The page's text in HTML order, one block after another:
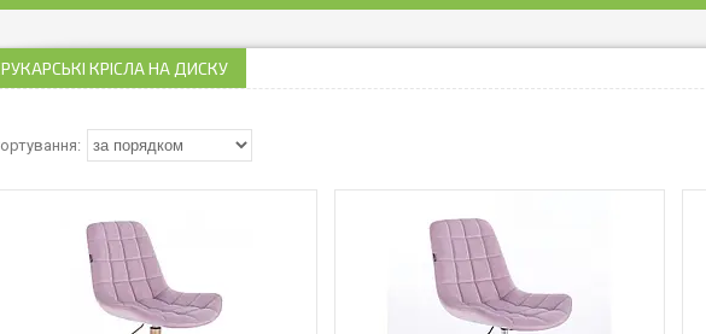
КРІСЛА НА ДИСКУ